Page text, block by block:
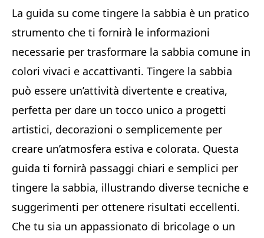
La guida su come tingere la sabbia è un pratico
strumento che ti fornirà le informazioni
necessarie per trasformare la sabbia comune in
colori vivaci e accattivanti. Tingere la sabbia
può essere un’attività divertente e creativa,
perfetta per dare un tocco unico a progetti
artistici, decorazioni o semplicemente per
creare un’atmosfera estiva e colorata. Questa
guida ti fornirà passaggi chiari e semplici per
tingere la sabbia, illustrando diverse tecniche e
suggerimenti per ottenere risultati eccellenti.
Che tu sia un appassionato di bricolage o un